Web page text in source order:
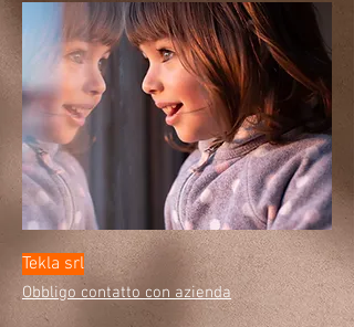
Tekla srl
Obbligo contatto con azienda